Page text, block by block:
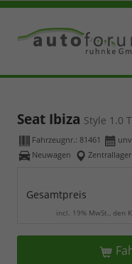
Seat Ibiza Style 1.0
Fahrzeugnr.: 81461
Neuwagen
Zentrallager
Gesamtpreis
incl. 19% MwSt., den